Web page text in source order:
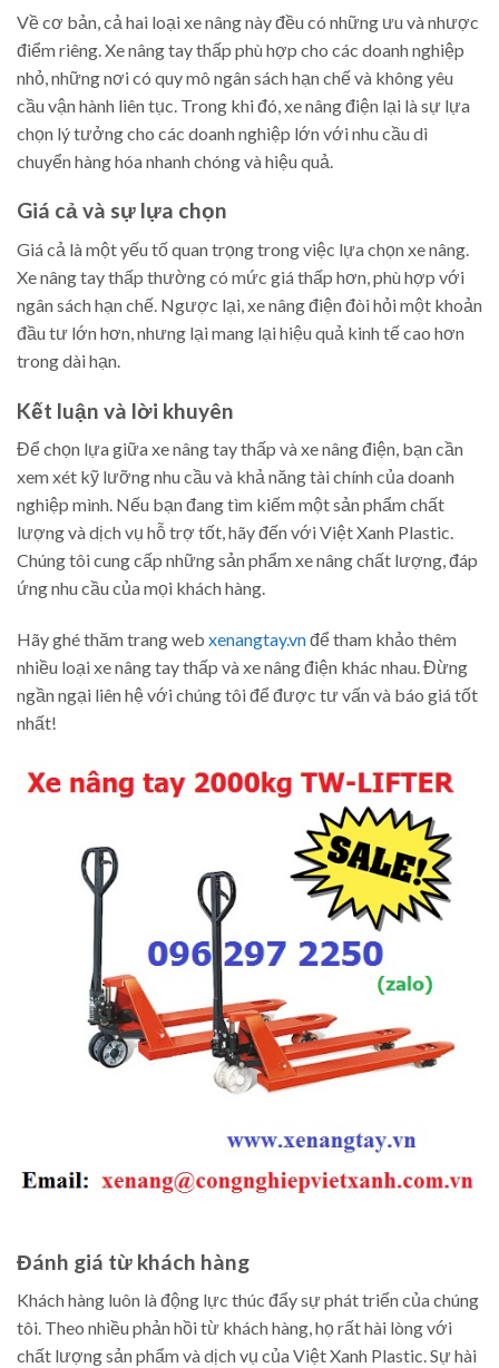
Về cơ bản, cả hai loại xe nâng này đều có những ưu và nhược
điểm riêng. Xe nâng tay thấp phù hợp cho các doanh nghiệp
nhỏ, những nơi có quy mô ngân sách hạn chế và không yêu
cầu vận hành liên tục. Trong khi đó, xe nâng điện lại là sự lựa
chọn lý tưởng cho các doanh nghiệp lớn với nhu cầu di
chuyển hàng hóa nhanh chóng và hiệu quả.
Giá cả và sự lựa chọn
Giá cả là một yếu tố quan trọng trong việc lựa chọn xe nâng.
Xe nâng tay thấp thường có mức giá thấp hơn, phù hợp với
ngân sách hạn chế. Ngược lại, xe nâng điện đòi hỏi một khoản
đầu tư lớn hơn, nhưng lại mang lại hiệu quả kinh tế cao hơn
trong dài hạn.
Kết luận và lời khuyên
Để chọn lựa giữa xe nâng tay thấp và xe nâng điện, bạn cần
xem xét kỹ lưỡng nhu cầu và khả năng tài chính của doanh
nghiệp mình. Nếu bạn đang tìm kiếm một sản phẩm chất
lượng và dịch vụ hỗ trợ tốt, hãy đến với Việt Xanh Plastic.
Chúng tôi cung cấp những sản phẩm xe nâng chất lượng, đáp
ứng nhu cầu của mọi khách hàng.
Hãy ghé thăm trang web xenangtay.vnđể tham khảo thêm
nhiều loại xe nâng tay thấp và xe nâng điện khác nhau. Đừng
ngần ngại liên hệ với chúng tôi để được tư vấn và báo giá tốt
nhất!
Đánh giá từ khách hàng
Khách hàng luôn là động lực thúc đẩy sự phát triển của chúng
tôi. Theo nhiều phản hồi từ khách hàng, họ rất hài lòng với
chất lượng sản phẩm và dịch vụ của Việt Xanh Plastic. Sự hài